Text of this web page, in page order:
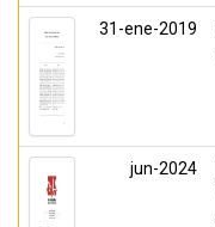
31-ene-2019
jun-2024